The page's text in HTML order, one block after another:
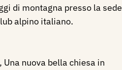
di montagna presso la sede
alpino italiano.
nuova bella chiesa in